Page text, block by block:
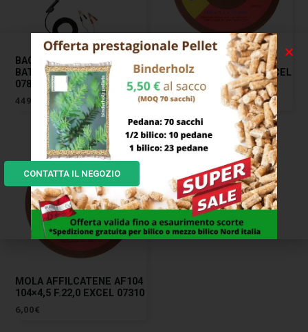
BACCHIATORE OLIVE
BATTERIA BA12V EXCEL
07803
449,00 €
MOLA AFFILACATENE
AF100 100×3,2 F.10,0 EXCEL
07166
7,00€
MOLA AFFILCATENE AF104
104×4,5 F.22,0 EXCEL 07310
6,00€
CONTATTA IL NEGOZIO